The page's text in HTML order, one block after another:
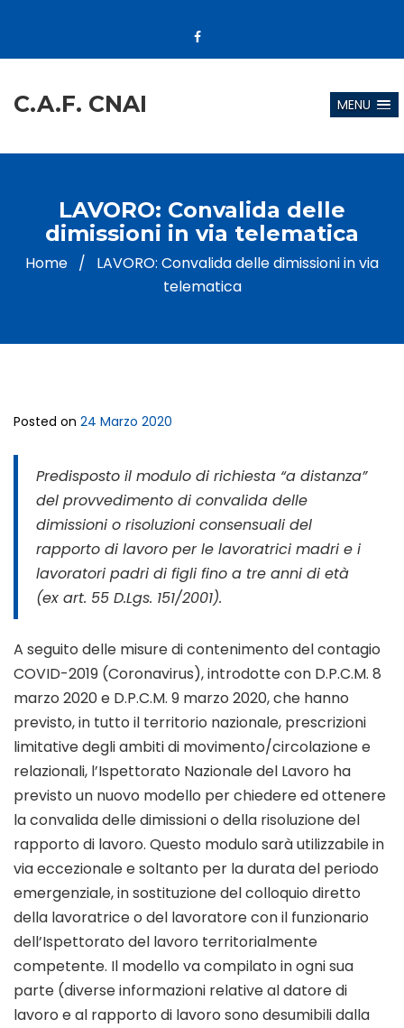
C.A.F. CNAI MENU
LAVORO: Convalida delle
dimissioni in via telematica
Home / LAVORO: Convalida delle dimissioni in via
telematica
Posted on 24 Marzo 2020
Predisposto il modulo di richiesta “a distanza”
del provvedimento di convalida delle
dimissioni o risoluzioni consensuali del
rapporto di lavoro per le lavoratrici madri e i
lavoratori padri di figli fino a tre anni di età
(ex art. 55 D.Lgs. 151/2001).
A seguito delle misure di contenimento del contagio
COVID-2019 (Coronavirus), introdotte con D.P.C.M. 8
marzo 2020 e D.P.C.M. 9 marzo 2020, che hanno
previsto, in tutto il territorio nazionale, prescrizioni
limitative degli ambiti di movimento/circolazione e
relazionali, l’Ispettorato Nazionale del Lavoro ha
previsto un nuovo modello per chiedere ed ottenere
la convalida delle dimissioni o della risoluzione del
rapporto di lavoro. Questo modulo sarà utilizzabile in
via eccezionale e soltanto per la durata del periodo
emergenziale, in sostituzione del colloquio diretto
della lavoratrice o del lavoratore con il funzionario
dell’Ispettorato del lavoro territorialmente
competente. Il modello va compilato in ogni sua
parte (diverse informazioni relative al datore di
lavoro e al rapporto di lavoro sono desumibili dalla